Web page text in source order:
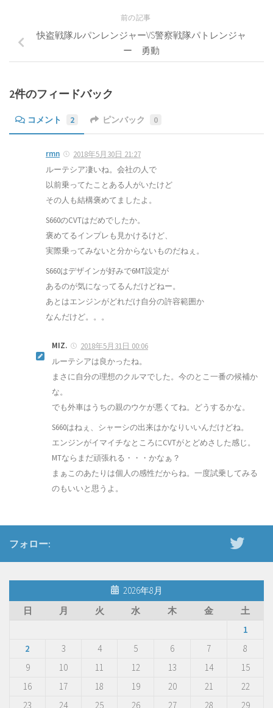
前の記事
快盗戦隊ルパンレンジャーVS警察戦隊パトレンジャ
ー 勇動
2件のフィードバック
コメント 2 ピンバック 0
rmn
2018年5月30日 21:27
ルーテシア凄いね。会社の人で
以前乗ってたことある人がいたけど
その人も結構褒めてましたよ。
S660のCVTはだめでしたか。
褒めてるインプレも見かけるけど、
実際乗ってみないと分からないものだねぇ。
S660はデザインが好みで6MT設定が
あるのが気になってるんだけどねー。
あとはエンジンがどれだけ自分の許容範囲か
なんだけど。。。
MIZ.
2018年5月31日 00:06
ルーテシアは良かったね。
まさに自分の理想のクルマでした。今のとこ一番の候補か
な。
でも外車はうちの親のウケが悪くてね。どうするかな。
S660はねぇ、シャーシの出来はかなりいいんだけどね。
エンジンがイマイチなところにCVTがとどめさした感じ。
MTならまだ頑張れる・・・かなぁ？
まぁこのあたりは個人の感性だからね。一度試乗してみる
のもいいと思うよ。
フォロー:
2026年8月
日
月 火 水 木 金
土
1
2
3 4 5 6 7
8
9
10 11 12 13 14
15
16
17 18 19 20 21
22
23
24 25 26 27 28
29